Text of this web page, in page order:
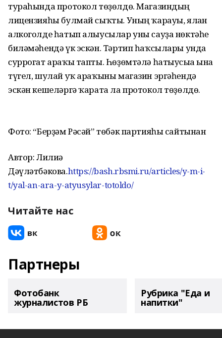
тураһында протокол төҙөлдө. Магазиндың
лицензияһы булмай сыҡты. Уның ҡарауы, ялған
алкоголде һатып алыусылар уны сауҙа нөктәһе
биләмәһендә үк эскән. Тәртип һаҡсылары унда
суррогат араҡы тапты. Һөҙөмтәлә һатыусыға ғына
түгел, шулай уҡ араҡыны магазин эргәһендә
эскән кешеләргә ҡарата ла протокол төҙөлдө.
Фото: “Берҙәм Рәсәй” төбәк партияһы сайтынан
Автор: Лилиә
Дәүләтбәкова.https://bash.rbsmi.ru/articles/y-m-i-
t/yal-an-ara-y-atyusylar-totoldo/
Читайте нас
Партнеры
Фотобанк
журналистов РБ
Рубрика "Еда и
напитки"